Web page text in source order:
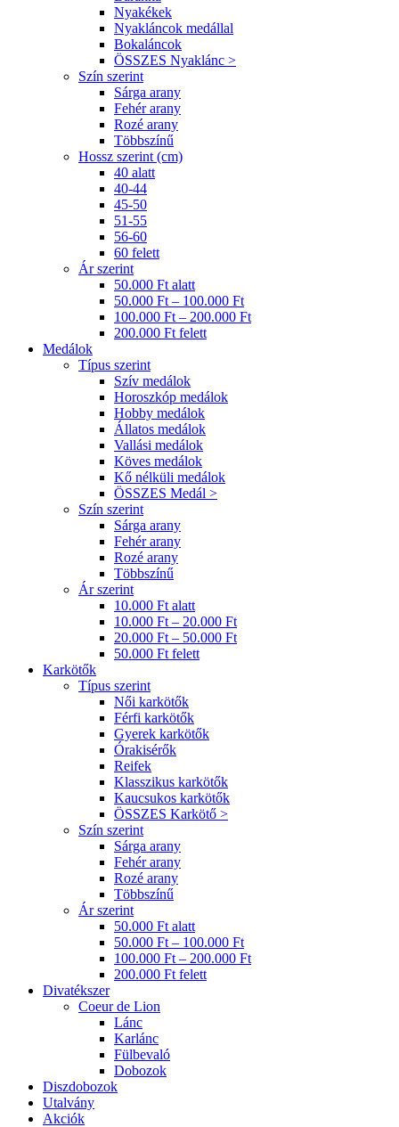
Nyakékek
Nyakláncok medállal
Bokaláncok
ÖSSZES Nyaklánc >
Szín szerint
Sárga arany
Fehér arany
Rozé arany
Többszínű
Hossz szerint (cm)
40 alatt
40-44
45-50
51-55
56-60
60 felett
Ár szerint
50.000 Ft alatt
50.000 Ft – 100.000 Ft
100.000 Ft – 200.000 Ft
200.000 Ft felett
Medálok
Típus szerint
Szív medálok
Horoszkóp medálok
Hobby medálok
Állatos medálok
Vallási medálok
Köves medálok
Kő nélküli medálok
ÖSSZES Medál >
Szín szerint
Sárga arany
Fehér arany
Rozé arany
Többszínű
Ár szerint
10.000 Ft alatt
10.000 Ft – 20.000 Ft
20.000 Ft – 50.000 Ft
50.000 Ft felett
Karkötők
Típus szerint
Női karkötők
Férfi karkötők
Gyerek karkötők
Órakisérők
Reifek
Klasszikus karkötők
Kaucsukos karkötők
ÖSSZES Karkötő >
Szín szerint
Sárga arany
Fehér arany
Rozé arany
Többszínű
Ár szerint
50.000 Ft alatt
50.000 Ft – 100.000 Ft
100.000 Ft – 200.000 Ft
200.000 Ft felett
Divatékszer
Coeur de Lion
Lánc
Karlánc
Fülbevaló
Dobozok
Diszdobozok
Utalvány
Akciók